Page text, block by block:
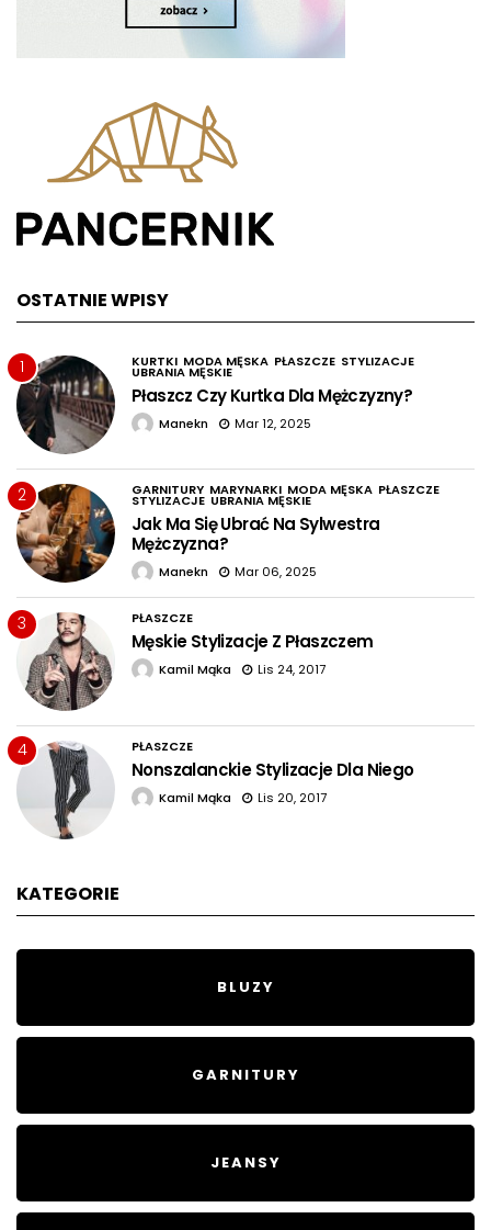
OSTATNIE WPISY
1 KURTKI MODA MĘSKA PŁASZCZE STYLIZACJE
UBRANIA MĘSKIE
Płaszcz Czy Kurtka Dla Mężczyzny?
Manekn Mar 12, 2025
2 GARNITURY MARYNARKI MODA MĘSKA PŁASZCZE
STYLIZACJE UBRANIA MĘSKIE
Jak Ma Się Ubrać Na Sylwestra
Mężczyzna?
Manekn Mar 06, 2025
3 PŁASZCZE
Męskie Stylizacje Z Płaszczem
Kamil Mąka Lis 24, 2017
4 PŁASZCZE
Nonszalanckie Stylizacje Dla Niego
Kamil Mąka Lis 20, 2017
KATEGORIE
BLUZY
GARNITURY
JEANSY